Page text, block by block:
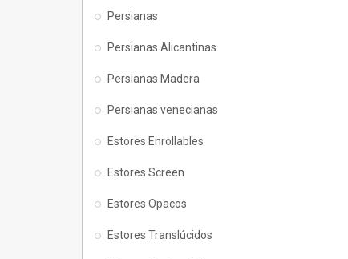
Persianas
Persianas Alicantinas
Persianas Madera
Persianas venecianas
Estores Enrollables
Estores Screen
Estores Opacos
Estores Translúcidos